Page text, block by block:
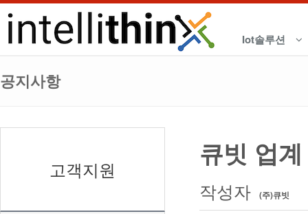
Iot솔루션
공지사항
고객지원 큐빗 업
작성자 (주)큐빗